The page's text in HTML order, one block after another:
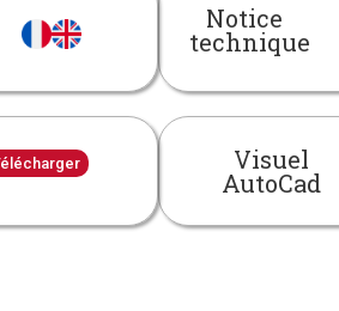
Notice
technique
Visuel
AutoCad